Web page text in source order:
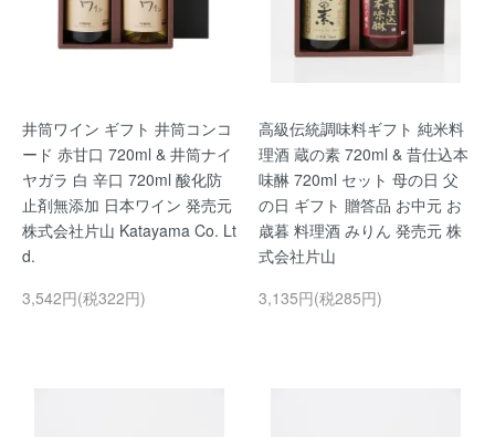
井筒ワイン ギフト 井筒コンコ
ード 赤甘口 720ml & 井筒ナイ
ヤガラ 白 辛口 720ml 酸化防
止剤無添加 日本ワイン 発売元
株式会社片山 Katayama Co. Lt
d.
3,542円(税322円)
高級伝統調味料ギフト 純米料
理酒 蔵の素 720ml & 昔仕込本
味醂 720ml セット 母の日 父
の日 ギフト 贈答品 お中元 お
歳暮 料理酒 みりん 発売元 株
式会社片山
3,135円(税285円)